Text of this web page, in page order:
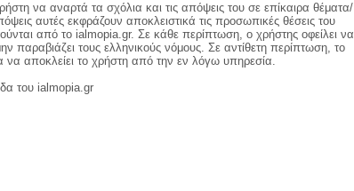
να αναρτά τα σχόλια και τις απόψεις του σε επίκαιρα θέματα/
αυτές εκφράζουν αποκλειστικά τις προσωπικές θέσεις του
από το ialmopia.gr. Σε κάθε περίπτωση, ο χρήστης οφείλει να
παραβιάζει τους ελληνικούς νόμους. Σε αντίθετη περίπτωση, το
να αποκλείει το χρήστη από την εν λόγω υπηρεσία.
του ialmopia.gr